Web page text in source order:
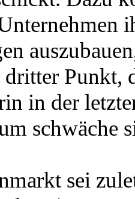
dritter Punkt,
in der
schwäche
sei